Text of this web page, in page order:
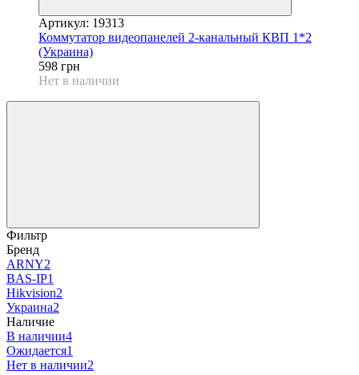
Артикул: 19313
Коммутатор видеопанелей 2-канальный КВП 1*2
(Украина)
598 грн
Нет в наличии
Фильтр
Бренд
ARNY2
BAS-IP1
Hikvision2
Украина2
Наличие
В наличии4
Ожидается1
Нет в наличии2